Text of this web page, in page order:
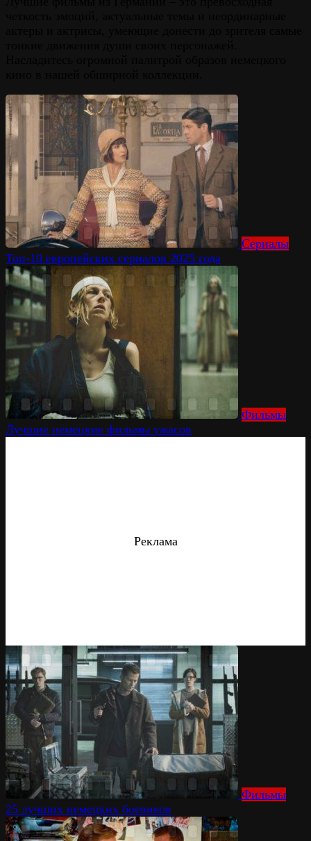
Сериалы
Топ-10 европейских сериалов 2025 года
Фильмы
Лучшие немецкие фильмы ужасов
Реклама
Фильмы
25 лучших немецких боевиков